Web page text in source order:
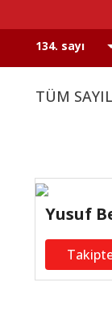
TÜM
Yusuf